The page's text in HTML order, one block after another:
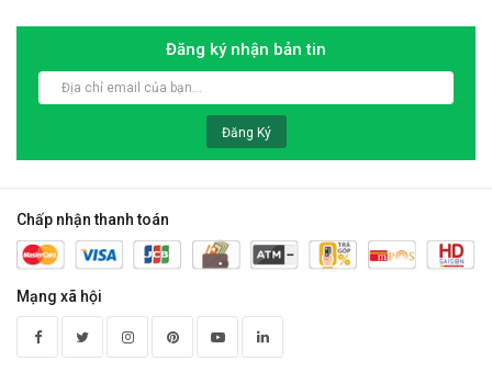
Đăng ký nhận bản tin
Đăng Ký
Chấp nhận thanh toán
Mạng xã hội